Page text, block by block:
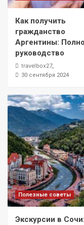
Как получить
гражданство
Аргентины:
руководство
travelbox27_
30 сентября 2024
Полезные советы
Экскурсии в Сочи: